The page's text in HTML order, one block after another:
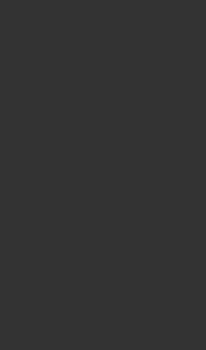
XT-6